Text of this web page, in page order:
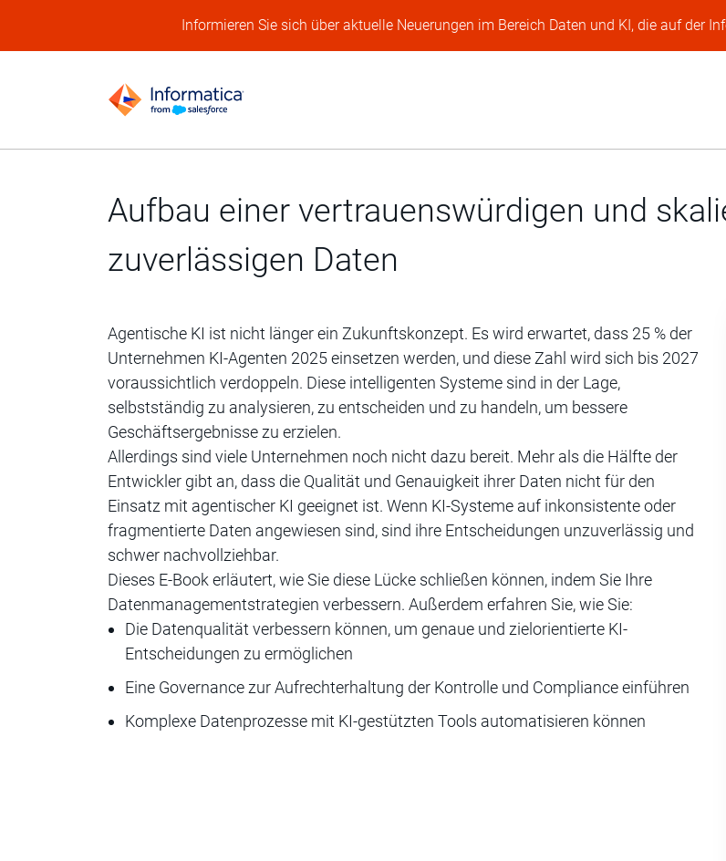
Informieren Sie sich über aktuelle Neuerungen im Bereich Daten und KI, die auf der
Aufbau einer vertrauenswürdigen und
zuverlässigen Daten
Agentische KI ist nicht länger ein Zukunftskonzept. Es wird erwartet, dass 25 % der
Unternehmen KI-Agenten 2025 einsetzen werden, und diese Zahl wird sich bis 2027
voraussichtlich verdoppeln. Diese intelligenten Systeme sind in der Lage,
selbstständig zu analysieren, zu entscheiden und zu handeln, um bessere
Geschäftsergebnisse zu erzielen.
Allerdings sind viele Unternehmen noch nicht dazu bereit. Mehr als die Hälfte der
Entwickler gibt an, dass die Qualität und Genauigkeit ihrer Daten nicht für den
Einsatz mit agentischer KI geeignet ist. Wenn KI-Systeme auf inkonsistente oder
fragmentierte Daten angewiesen sind, sind ihre Entscheidungen unzuverlässig und
schwer nachvollziehbar.
Dieses E-Book erläutert, wie Sie diese Lücke schließen können, indem Sie Ihre
Datenmanagementstrategien verbessern. Außerdem erfahren Sie, wie Sie:
Die Datenqualität verbessern können, um genaue und zielorientierte KI-
Entscheidungen zu ermöglichen
Eine Governance zur Aufrechterhaltung der Kontrolle und Compliance einführen
Komplexe Datenprozesse mit KI-gestützten Tools automatisieren können